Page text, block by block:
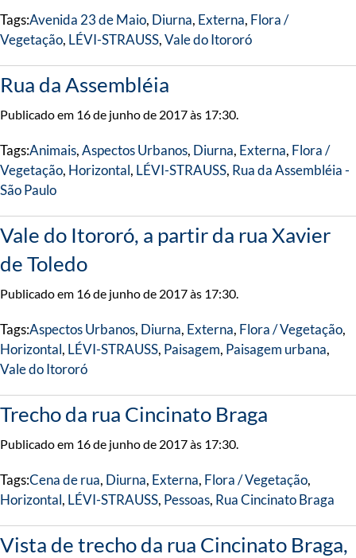
Tags:Avenida 23 de Maio, Diurna, Externa, Flora /
Vegetação, LÉVI-STRAUSS,Vale do Itororó
Rua da Assembléia
Publicado em 16 de junho de 2017 às 17:30.
Tags:Animais,Aspectos Urbanos, Diurna, Externa, Flora /
Vegetação, Horizontal, LÉVI-STRAUSS, Rua da Assembléia -
São Paulo
Vale do Itororó, a partir da rua Xavier
de Toledo
Publicado em 16 de junho de 2017 às 17:30.
Tags:Aspectos Urbanos, Diurna, Externa, Flora / Vegetação,
Horizontal, LÉVI-STRAUSS, Paisagem, Paisagem urbana,
Vale do Itororó
Trecho da rua Cincinato Braga
Publicado em 16 de junho de 2017 às 17:30.
Tags:Cena de rua, Diurna, Externa, Flora / Vegetação,
Horizontal, LÉVI-STRAUSS, Pessoas, Rua Cincinato Braga
Vista de trecho da rua Cincinato Braga,